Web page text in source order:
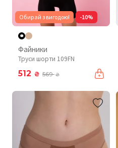
Обирай з вигодою! -10%
Файники
Труси шорти 109FN
512 ₴ 569₴